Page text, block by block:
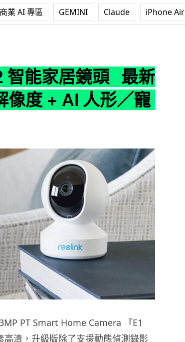
業 AI 專區 GEMINI Claude iPhone Air
智能家居鏡頭 最新
像度 + AI 人形／寵
PT Smart Home Camera 『E1
高清，升級版除了支援動態偵測錄影